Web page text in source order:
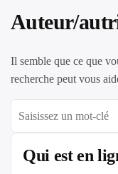
Auteur/
Il semble que ce que
recherche peut vous
Qui est en